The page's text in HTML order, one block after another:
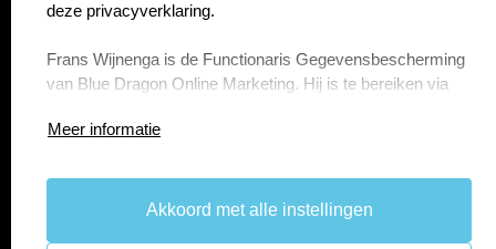
deze privacyverklaring.
Frans Wijnenga is de Functionaris Gegevensbescherming
van Blue Dragon Online Marketing. Hij is te bereiken via
Blue Dragon B.V. (Blue Dragon Holding B.V.) verwerkt uw
persoonsgegevens doordat u gebruik maakt van onze
Meer informatie
Akkoord met alle instellingen